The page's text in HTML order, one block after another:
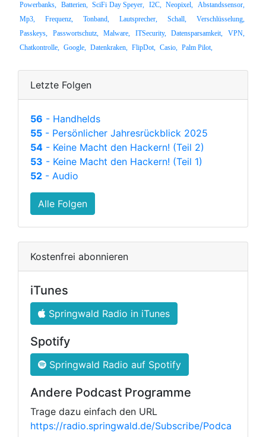
Powerbanks, Batterien, SciFi Day Speyer, I2C, Neopixel, Abstandssensor,
Mp3,
Frequenz, Tonband, Lautsprecher, Schall,
Verschlüsselung,
Passkeys,
Passwortschutz, Malware, ITSecurity, Datensparsamkeit,
VPN,
Chatkontrolle, Google, Datenkraken, FlipDot, Casio, Palm Pilot,
Letzte Folgen
56 - Handhelds
55 - Persönlicher Jahresrückblick 2025
54 - Keine Macht den Hackern! (Teil 2)
53 - Keine Macht den Hackern! (Teil 1)
52 - Audio
Alle Folgen
Kostenfrei abonnieren
iTunes
Springwald Radio in iTunes
Spotify
Springwald Radio auf Spotify
Andere Podcast Programme
Trage dazu einfach den URL
https://radio.springwald.de/Subscribe/Podca